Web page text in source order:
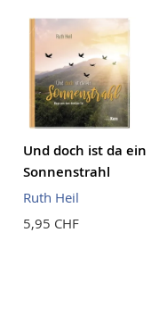
Und doch ist da ein
Sonnenstrahl
Ruth Heil
5,95 CHF